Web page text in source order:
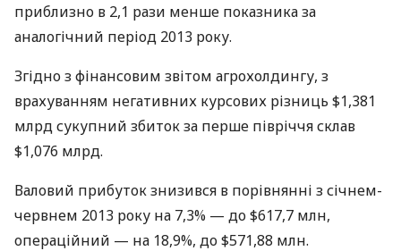
приблизно в 2,1 рази менше показника за
аналогічний період 2013 року.
Згідно з фінансовим звітом агрохолдингу, з
врахуванням негативних курсових різниць $1,381
млрд сукупний збиток за перше півріччя склав
$1,076 млрд.
Валовий прибуток знизився в порівнянні з січнем-
червнем 2013 року на 7,3% — до $617,7 млн,
операційний — на 18,9%, до $571,88 млн.